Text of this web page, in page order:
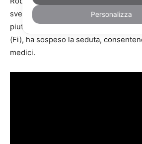
svenuto mentre era in corso una
piuttosto accesa. Il presidente di
(Fi), ha sospeso la seduta,
medici.
Personalizza